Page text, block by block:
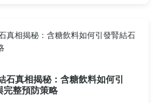
石真相揭秘：含糖飲料如何引
完整預防策略